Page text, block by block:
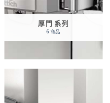
厚門 系列
6 商品